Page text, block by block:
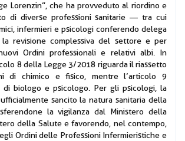
Lorenzin”, che ha provveduto al riordino e
di diverse professioni sanitarie — tra cui
infermieri e psicologi conferendo delega
revisione complessiva del settore e per
Ordini professionali e relativi albi. In
8 della Legge 3/2018 riguarda il riassetto
di chimico e fisico, mentre l’articolo 9
di biologo e psicologo. Per gli psicologi, la
sancito la natura sanitaria della
la vigilanza dal Ministero della
della Salute e favorendo, nel contempo,
Ordini delle Professioni Infermieristiche e